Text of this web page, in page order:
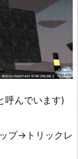
呼んでいます)
プ→トリックレ